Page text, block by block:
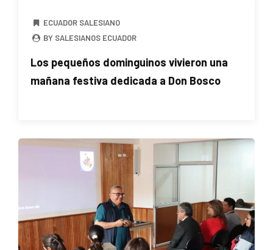
ECUADOR SALESIANO
BY SALESIANOS ECUADOR
Los pequeños dominguinos vivieron una
mañana festiva dedicada a Don Bosco